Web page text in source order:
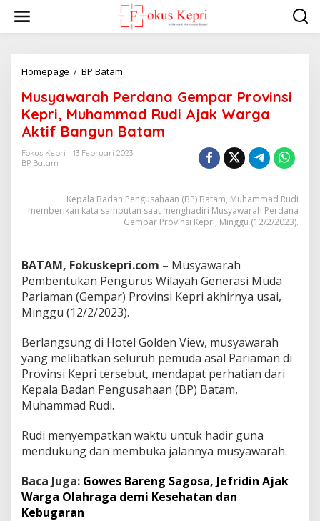
w
Homepage / BP Batam
s
y
a
w
a
P
e
r
n
a
G
e
m
a
r
P
r
o
n
i
e
p
Musyawarah Perdana Gempar Provinsi
Kepri, Muhammad Rudi Ajak Warga
Aktif Bangun Batam
Fokus Kepri
13 Februari 2023
BP Batam
Kepala Badan Pengusahaan (BP) Batam, Muhammad Rudi
memberikan kata sambutan saat menghadiri Musyawarah Perdana
Gempar Provinsi Kepri, Minggu (12/2/2023).
BATAM, Fokuskepri.com – Musyawarah
Pembentukan Pengurus Wilayah Generasi Muda
Pariaman (Gempar) Provinsi Kepri akhirnya usai,
Minggu (12/2/2023).
Berlangsung di Hotel Golden View, musyawarah
yang melibatkan seluruh pemuda asal Pariaman di
Provinsi Kepri tersebut, mendapat perhatian dari
Kepala Badan Pengusahaan (BP) Batam,
Muhammad Rudi.
Rudi menyempatkan waktu untuk hadir guna
mendukung dan membuka jalannya musyawarah.
Baca Juga: Gowes Bareng Sagosa, Jefridin Ajak
Warga Olahraga demi Kesehatan dan
Kebugaran